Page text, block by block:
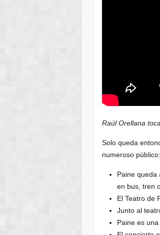
Raúl Orellana
Solo queda
numeroso público:
Paine queda
en bus, tren
El Teatro de
Junto al
Paine es